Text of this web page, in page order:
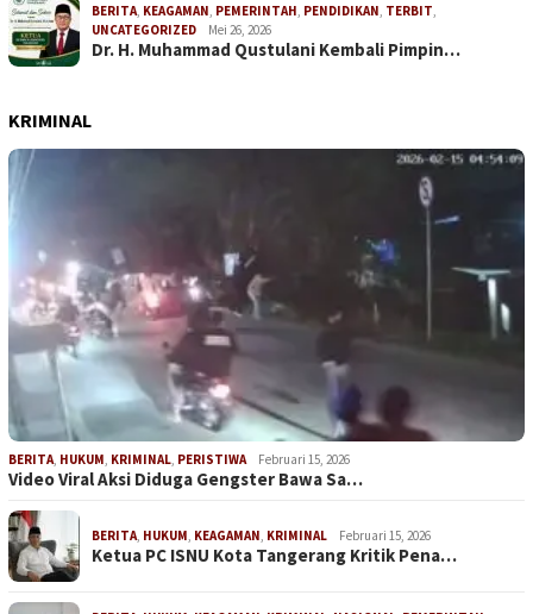
BERITA, KEAGAMAN, PEMERINTAH, PENDIDIKAN, TERBIT,
UNCATEGORIZED
Mei 26, 2026
Dr. H. Muhammad Qustulani Kembali Pimpin…
KRIMINAL
BERITA HUKUM KRIMINAL PERISTIWA Februari 15, 2026
Video Viral Aksi Diduga Gengster Bawa Sa…
BERITA HUKUM KEAGAMAN KRIMINAL Februari 15, 2026
Ketua PC ISNU Kota Tangerang Kritik Pena…